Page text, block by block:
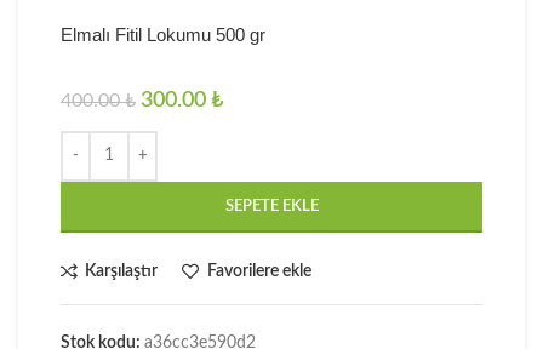
Elmalı Fitil Lokumu 500 gr
400.00₺ 300.00 ₺
SEPETE EKLE
Karşılaştır Favorilere ekle
Stok kodu: a36cc3e590d2